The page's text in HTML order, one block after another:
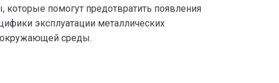
которые помогут предотвратить появления
эксплуатации металлических
окружающей среды.